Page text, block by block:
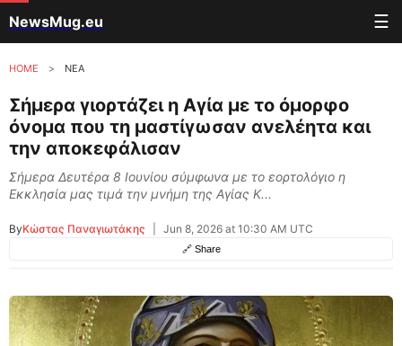
NewsMug.eu ☰
HOME > ΝΕΑ
Σήμερα γιορτάζει η Αγία με το όμορφο
όνομα που τη μαστίγωσαν ανελέητα και
την αποκεφάλισαν
Σήμερα Δευτέρα 8 Ιουνίου σύμφωνα με το εορτολόγιο η
Εκκλησία μας τιμά την μνήμη της Αγίας Κ...
ByΚώστας Παναγιωτάκης Jun 8, 2026 at 10:30 AM UTC
🔗 Share